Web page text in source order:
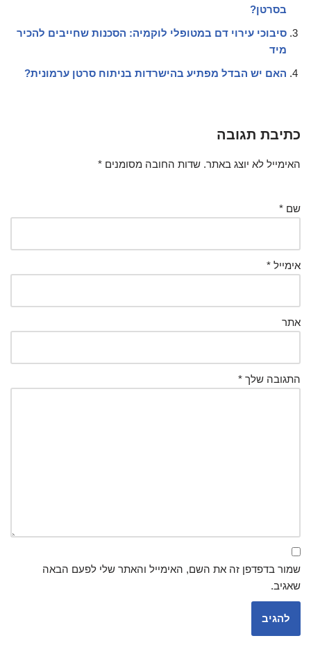
בסרטן?
סיבוכי עירוי דם במטופלי לוקמיה: הסכנות שחייבים להכיר
מיד
האם יש הבדל מפתיע בהישרדות בניתוח סרטן ערמונית?
כתיבת תגובה
האימייל לא יוצג באתר. שדות החובה מסומנים *
שם *
אימייל *
אתר
התגובה שלך *
שמור בדפדפן זה את השם, האימייל והאתר שלי לפעם הבאה
שאגיב.